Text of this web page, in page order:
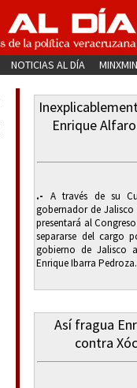
NOTICIAS AL DÍA
Enrique
.- A través de su
gobernador de
presentará al
separarse del cargo
gobierno de Jalisco
Enrique Ibarra
Así fragua
contra